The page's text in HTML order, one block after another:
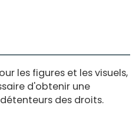
les figures et les visuels,
d'obtenir une
des droits.